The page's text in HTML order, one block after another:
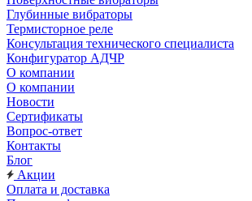
Глубинные вибраторы
Термисторное реле
Консультация технического специалиста
Конфигуратор АДЧР
О компании
О компании
Новости
Сертификаты
Вопрос-ответ
Контакты
Блог
Акции
Оплата и доставка